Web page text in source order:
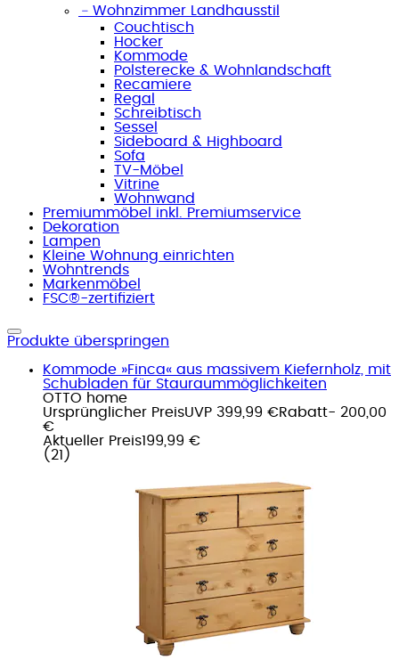
﹣ Wohnzimmer Landhausstil
Couchtisch
Hocker
Kommode
Polsterecke & Wohnlandschaft
Recamiere
Regal
Schreibtisch
Sessel
Sideboard & Highboard
Sofa
TV-Möbel
Vitrine
Wohnwand
Premiummöbel inkl. Premiumservice
Dekoration
Lampen
Kleine Wohnung einrichten
Wohntrends
Markenmöbel
FSC®-zertifiziert
Produkte überspringen
Kommode »Finca« aus massivem Kiefernholz, mit
Schubladen für Stauraummöglichkeiten
OTTO home
Ursprünglicher PreisUVP 399,99 €Rabatt- 200,00
€
Aktueller Preis199,99 €
( 21 )